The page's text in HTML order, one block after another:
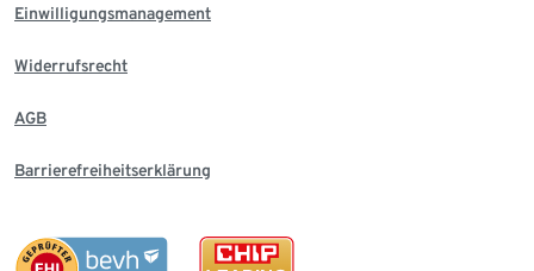
Einwilligungsmanagement
Widerrufsrecht
AGB
Barrierefreiheitserklärung